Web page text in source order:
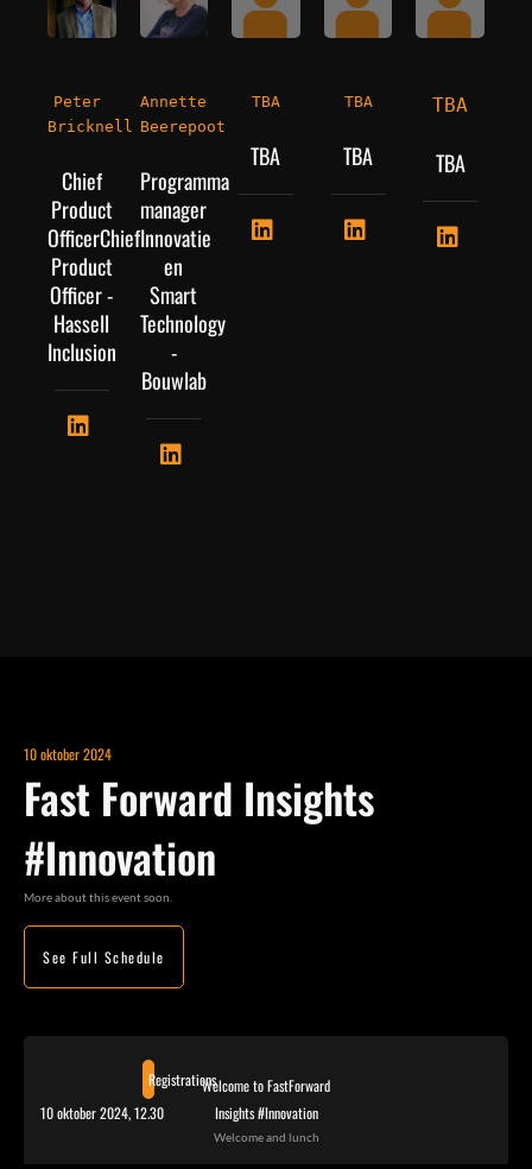
Peter
Bricknell
Chief
Product
OfficerChief
Product
Officer -
Hassell
Inclusion
Annette
Beerepoot
Programma
manager
Innovatie
en
Smart
Technology
-
Bouwlab
TBA
TBA
TBA
TBA
TBA
TBA
10 oktober 2024
Fast Forward Insights
#Innovation
More about this event soon.
See Full Schedule
Registrations
10 oktober 2024, 12.30
Welcome to FastForward
Insights #Innovation
Welcome and lunch